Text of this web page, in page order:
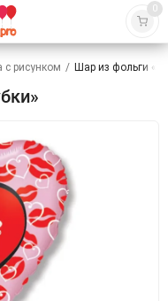
0
с рисунком / Шар из фольги